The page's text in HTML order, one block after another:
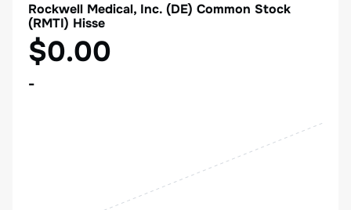
Rockwell Medical, Inc. (DE) Common Stock
(RMTI) Hisse
$0.00
-